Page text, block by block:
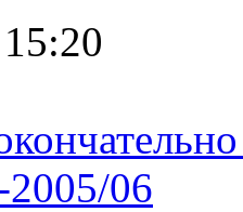
2005/06